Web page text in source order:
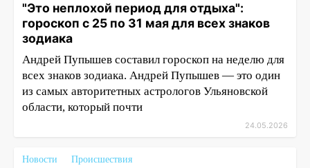
"Это неплохой период для отдыха":
гороскоп с 25 по 31 мая для всех знаков
зодиака
Андрей Пупышев составил гороскоп на неделю для
всех знаков зодиака. Андрей Пупышев — это один
из самых авторитетных астрологов Ульяновской
области, который почти
24.05.2026
Новости
Происшествия